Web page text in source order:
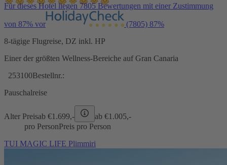
Für dieses Hotel liegen 7805 Bewertungen mit einer Zustimmung
von 87% vor (7805) 87%
8-tägige Flugreise, DZ inkl. HP
Einer der größten Wellness-Bereiche auf Gran Canaria
253100Bestellnr.:
Pauschalreise
Alter Preisab €1.699,- ab €1.005,-
pro PersonPreis pro Person
TUI MAGIC LIFE Plimmiri